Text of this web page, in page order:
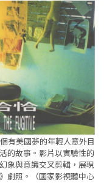
有美國夢的年輕人意外目
的故事。影片以實驗性的
象與意識交叉剪輯，展現
劇照。（國家影視聽中心